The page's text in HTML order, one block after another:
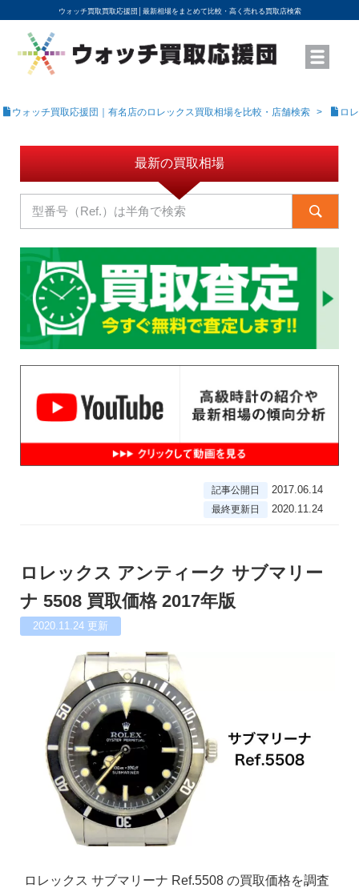
ウォッチ買取買取応援団│ 最新相場をまとめて比較・高く売れる買取店検索
YouTubeで動画を公開中
ROLEXモデル名から買取相場を調べる
高級時計ブランド名から買取相場を調べる
地域から買取店を探す
店舗名から買取店を探す
ブランド時計を高く売る方法
買取査定を依頼する
ウォッチ買取応援団｜有名店のロレックス買取相場を比較・店舗検索 ロ
最新の買取相場
記事公開日 2017.06.14
最終更新日 2020.11.24
ロレックス アンティーク サブマリー
ナ 5508 買取価格 2017年版
2020.11.24 更新
ロレックス サブマリーナ Ref.5508 の買取価格を調査